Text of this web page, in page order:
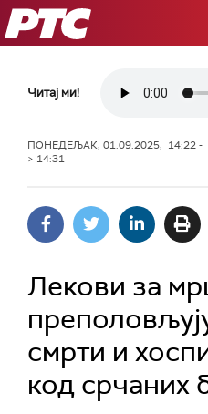
РТС
Читај ми!
ПОНЕДЕЉАК, 01.09.2025, 14:22 -
> 14:31
Лекови за
смрти и
код срчаних